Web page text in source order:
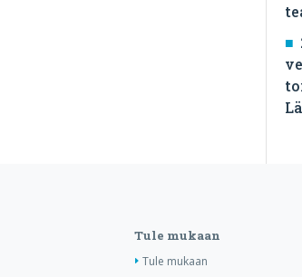
Tule mukaan
Tule mukaan